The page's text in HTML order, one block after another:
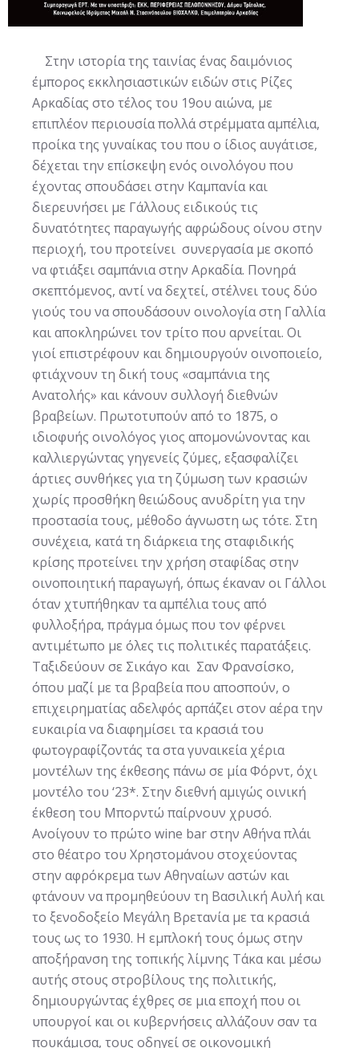
Στην ιστορία της ταινίας ένας δαιμόνιος
έμπορος εκκλησιαστικών ειδών στις Ρίζες
Αρκαδίας στο τέλος του 19ου αιώνα, με
επιπλέον περιουσία πολλά στρέμματα αμπέλια,
προίκα της γυναίκας του που ο ίδιος αυγάτισε,
δέχεται την επίσκεψη ενός οινολόγου που
έχοντας σπουδάσει στην Καμπανία και
διερευνήσει με Γάλλους ειδικούς τις
δυνατότητες παραγωγής αφρώδους οίνου στην
περιοχή, του προτείνει συνεργασία με σκοπό
να φτιάξει σαμπάνια στην Αρκαδία. Πονηρά
σκεπτόμενος, αντί να δεχτεί, στέλνει τους δύο
γιούς του να σπουδάσουν οινολογία στη Γαλλία
και αποκληρώνει τον τρίτο που αρνείται. Οι
γιοί επιστρέφουν και δημιουργούν οινοποιείο,
φτιάχνουν τη δική τους «σαμπάνια της
Ανατολής» και κάνουν συλλογή διεθνών
βραβείων. Πρωτοτυπούν από το 1875, ο
ιδιοφυής οινολόγος γιος απομονώνοντας και
καλλιεργώντας γηγενείς ζύμες, εξασφαλίζει
άρτιες συνθήκες για τη ζύμωση των κρασιών
χωρίς προσθήκη θειώδους ανυδρίτη για την
προστασία τους, μέθοδο άγνωστη ως τότε. Στη
συνέχεια, κατά τη διάρκεια της σταφιδικής
κρίσης προτείνει την χρήση σταφίδας στην
οινοποιητική παραγωγή, όπως έκαναν οι Γάλλοι
όταν χτυπήθηκαν τα αμπέλια τους από
φυλλοξήρα, πράγμα όμως που τον φέρνει
αντιμέτωπο με όλες τις πολιτικές παρατάξεις.
Ταξιδεύουν σε Σικάγο και Σαν Φρανσίσκο,
όπου μαζί με τα βραβεία που αποσπούν, ο
επιχειρηματίας αδελφός αρπάζει στον αέρα την
ευκαιρία να διαφημίσει τα κρασιά του
φωτογραφίζοντάς τα στα γυναικεία χέρια
μοντέλων της έκθεσης πάνω σε μία Φόρντ, όχι
μοντέλο του ‘23*. Στην διεθνή αμιγώς οινική
έκθεση του Μπορντώ παίρνουν χρυσό.
Ανοίγουν το πρώτο wine bar στην Αθήνα πλάι
στο θέατρο του Χρηστομάνου στοχεύοντας
στην αφρόκρεμα των Αθηναίων αστών και
φτάνουν να προμηθεύουν τη Βασιλική Αυλή και
το ξενοδοξείο Μεγάλη Βρετανία με τα κρασιά
τους ως το 1930. Η εμπλοκή τους όμως στην
αποξήρανση της τοπικής λίμνης Τάκα και μέσω
αυτής στους στροβίλους της πολιτικής,
δημιουργώντας έχθρες σε μια εποχή που οι
υπουργοί και οι κυβερνήσεις αλλάζουν σαν τα
πουκάμισα, τους οδηγεί σε οικονομική